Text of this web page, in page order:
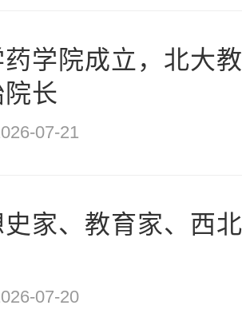
学院成立，北大
长
07-21
家、教育家、西
07-20